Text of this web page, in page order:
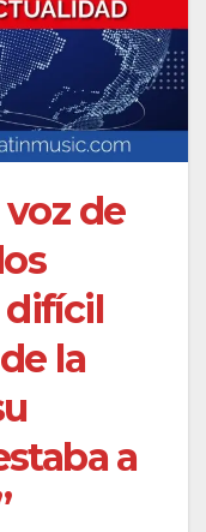
de
difícil
la
a